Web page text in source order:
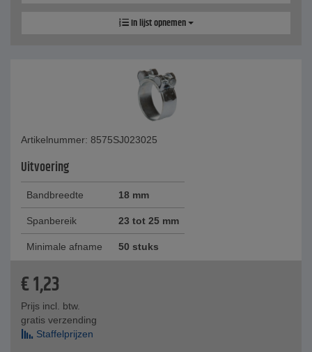
In lijst opnemen
Artikelnummer: 8575SJ023025
Uitvoering
Bandbreedte 18 mm
Spanbereik 23 tot 25 mm
Minimale afname 50 stuks
€1,23
Prijs incl. btw.
gratis verzending
Staffelprijzen